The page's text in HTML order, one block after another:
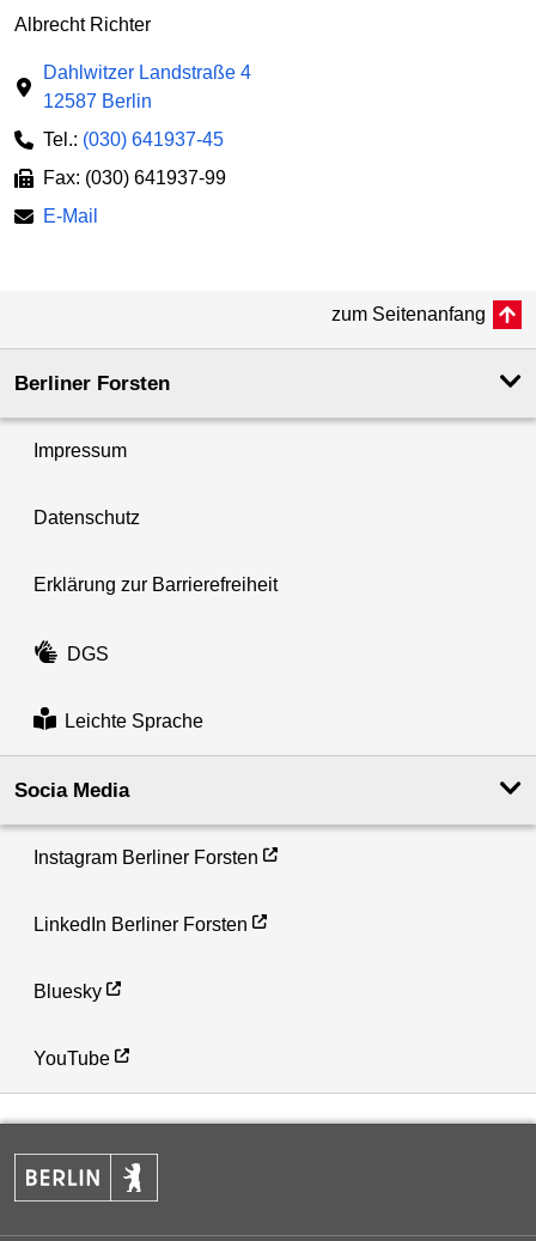
Albrecht Richter
Dahlwitzer Landstraße 4
12587 Berlin
Tel.: (030) 641937-45
Fax: (030) 641937-99
E-Mail
zum Seitenanfang
Berliner Forsten
Impressum
Datenschutz
Erklärung zur Barrierefreiheit
DGS
Leichte Sprache
Socia Media
Instagram Berliner Forsten
LinkedIn Berliner Forsten
Bluesky
YouTube